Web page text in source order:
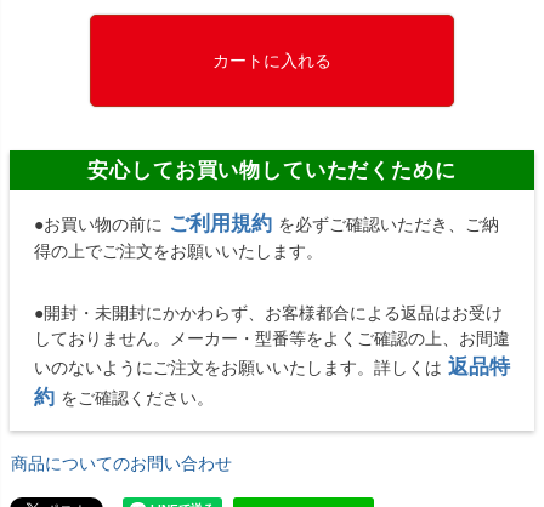
カートに入れる
安心してお買い物していただくために
●お買い物の前に ご利用規約 を必ずご確認いただき、ご納
得の上でご注文をお願いいたします。
●開封・未開封にかかわらず、お客様都合による返品はお受け
しておりません。メーカー・型番等をよくご確認の上、お間違
いのないようにご注文をお願いいたします。詳しくは 返品特
約 をご確認ください。
商品についてのお問い合わせ